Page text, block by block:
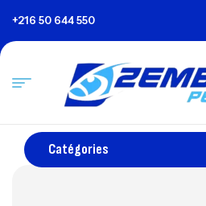
+216 50 644 550
Catégories